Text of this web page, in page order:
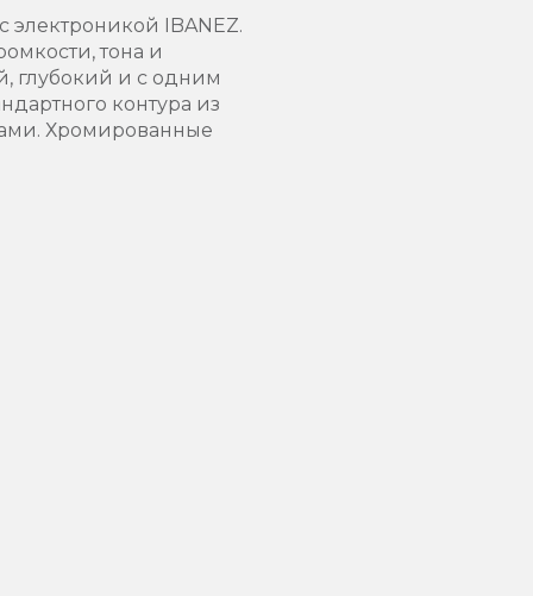
электроникой IBANEZ.
тона и
глубокий и с одним
контура из
Хромированные